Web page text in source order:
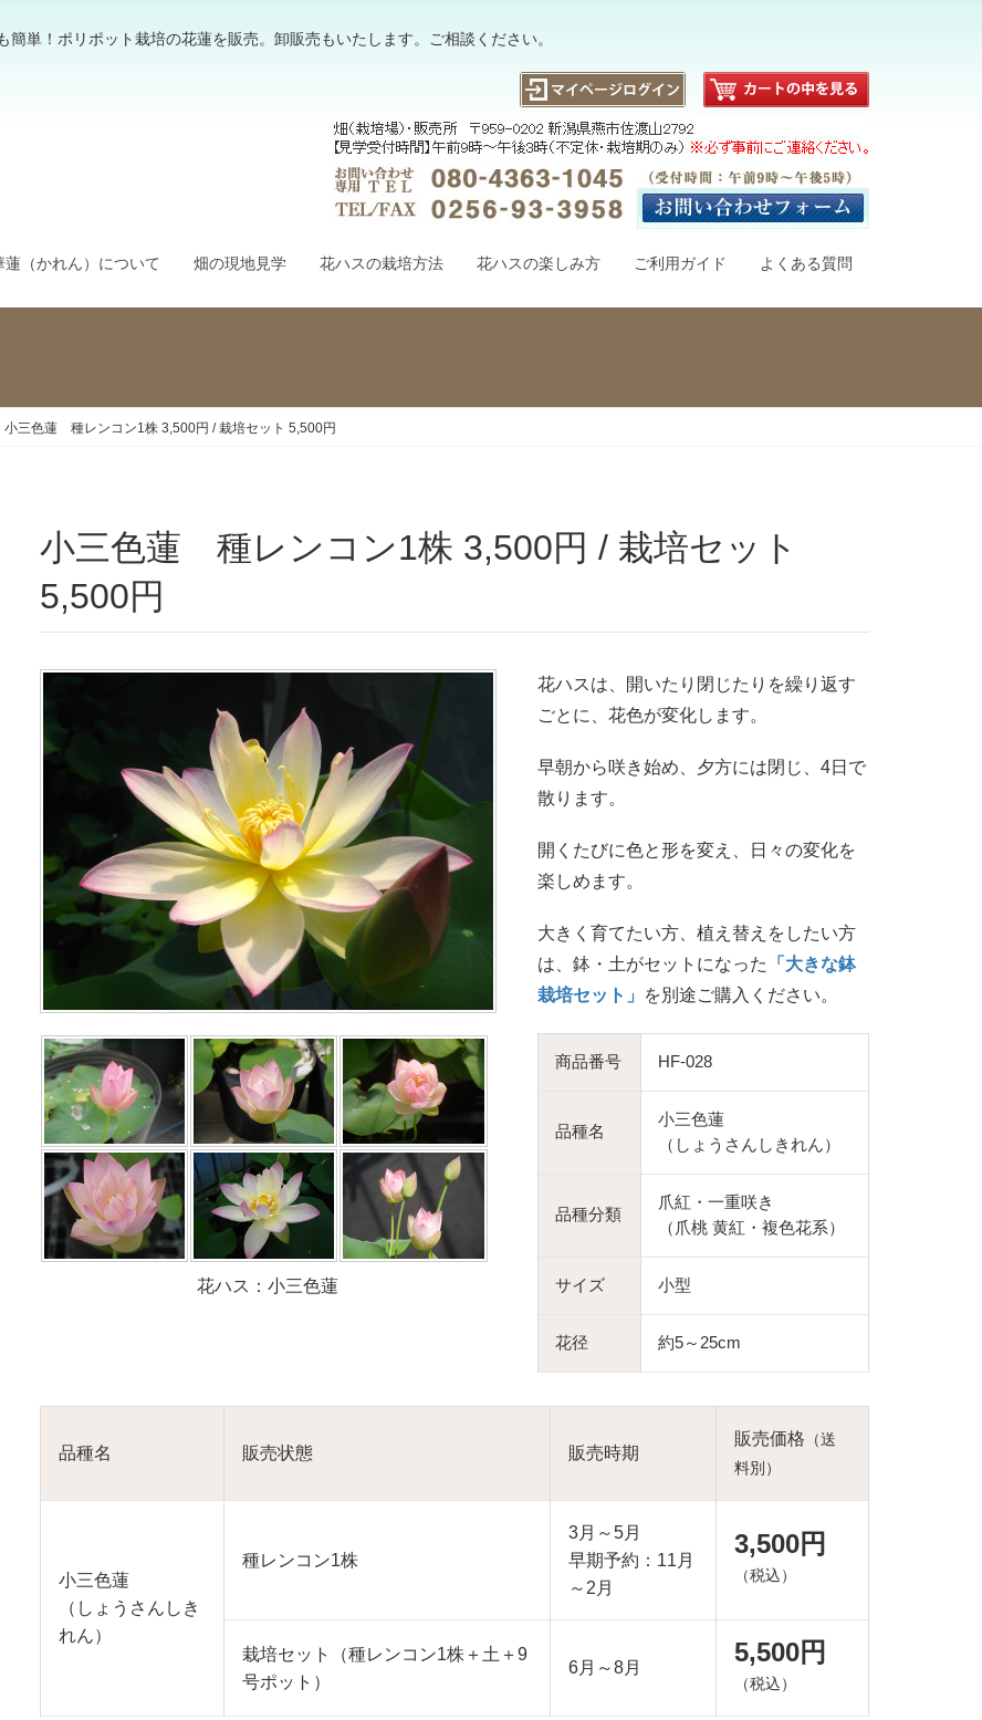
単！ポリポット栽培の花蓮を販売。卸販売もいたします。ご相談ください。
蓮（かれん）について 畑の現地見学 花ハスの栽培方法 花ハスの楽しみ方 ご利用ガイド よくある質問
小三色蓮 種レンコン1株 3,500円 / 栽培セット 5,500円
小三色蓮 種レンコン1株 3,500円 / 栽培セット
5,500円
花ハス：小三色蓮
花ハスは、開いたり閉じたりを繰り返す
ごとに、花色が変化します。
早朝から咲き始め、夕方には閉じ、4日で
散ります。
開くたびに色と形を変え、日々の変化を
楽しめます。
大きく育てたい方、植え替えをしたい方
は、鉢・土がセットになった
「大きな鉢
栽培セット」
を別途ご購入ください。
商品番号 HF-028
品種名
小三色蓮
（しょうさんしきれん）
品種分類
爪紅・一重咲き
（爪桃 黄紅・複色花系）
サイズ 小型
花径 約5～25cm
品種名 販売状態 販売時期
販売価格 （送
料別）
小三色蓮
（しょうさんしき
れん）
種レンコン1株
3月～5月
早期予約：11月
～2月
3,500円
（税込）
栽培セット（種レンコン1株＋土＋9
号ポット）
6月～8月
5,500円
（税込）